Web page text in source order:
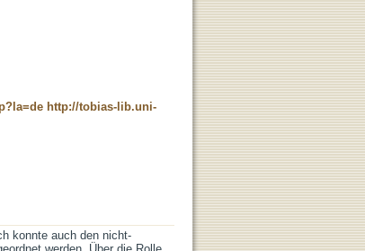
http://tobias-lib.uni-
konnte auch den nicht-